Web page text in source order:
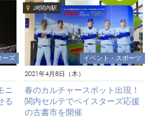
ーズ
ニ
る
JR関内駅
イベント・スポーツ
2021年4月8日（木）
春のカルチャースポット出現！
関内セルテでベイスターズ応援
の古書市を開催